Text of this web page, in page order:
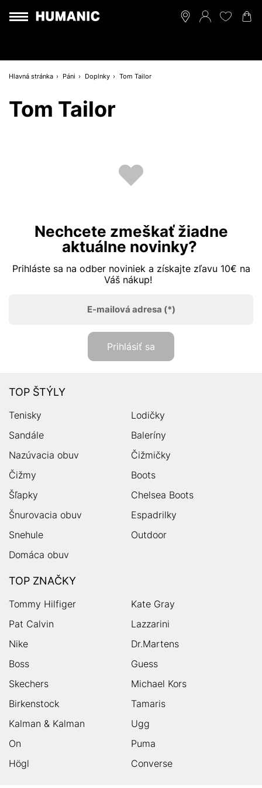
Hlavná stránka Páni Doplnky Tom Tailor
Tom Tailor
Nechcete zmeškať žiadne
aktuálne novinky?
Prihláste sa na odber noviniek a získajte zľavu 10€ na
Váš nákup!
E-mailová adresa (*)
Prihlásiť sa
TOP ŠTÝLY
Tenisky
Lodičky
Sandále
Baleríny
Nazúvacia obuv
Čižmičky
Čižmy
Boots
Šľapky
Chelsea Boots
Šnurovacia obuv
Espadrilky
Snehule
Outdoor
Domáca obuv
TOP ZNAČKY
Tommy Hilfiger
Kate Gray
Pat Calvin
Lazzarini
Nike
Dr.Martens
Boss
Guess
Skechers
Michael Kors
Birkenstock
Tamaris
Kalman & Kalman
Ugg
On
Puma
Högl
Converse